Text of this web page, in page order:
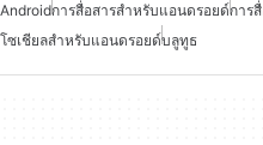
Androidการสื่อสารสำหรับแอนดรอยด์การ
โซเชียลสำหรับแอนดรอยด์บลูทูธ